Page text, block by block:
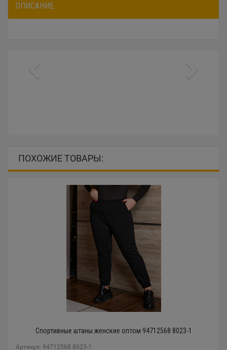
ОПИСАНИЕ
ПОХОЖИЕ ТОВАРЫ:
Спортивные штаны женские оптом 94712568 8023-1
Артикул: 94712568 8023-1